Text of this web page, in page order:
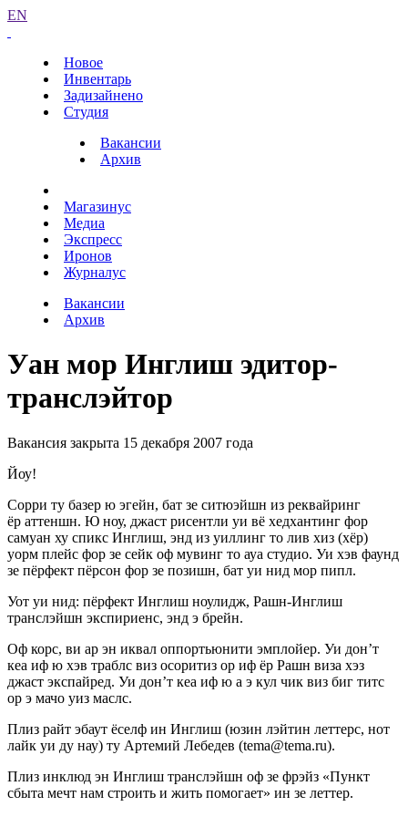
EN
Новое
Инвентарь
Задизайнено
Студия
Вакансии
Архив
Магазинус
Медиа
Экспресс
Иронов
Журналус
Вакансии
Архив
Уан мор Инглиш эдитор-
транслэйтор
Вакансия закрыта 15 декабря 2007 года
Йоу!
Сорри ту базер ю эгейн, бат зе ситюэйшн из реквайринг
ёр аттеншн. Ю ноу, джаст рисентли уи вё хедхантинг фор
самуан ху спикс Инглиш, энд из уиллинг то лив хиз (хёр)
уорм плейс фор зе сейк оф мувинг то ауа студио. Уи хэв фаунд
зе пёрфект пёрсон фор зе позишн, бат уи нид мор пипл.
Уот уи нид: пёрфект Инглиш ноулидж, Рашн-Инглиш
транслэйшн экспириенс, энд э брейн.
Оф корс, ви ар эн иквал оппортьюнити эмплойер. Уи дон’т
кеа иф ю хэв траблс виз осоритиз ор иф ёр Рашн виза хэз
джаст экспайред. Уи дон’т кеа иф ю а э кул чик виз биг титс
ор э мачо уиз маслс.
Плиз райт эбаут ёселф ин Инглиш (юзин лэйтин леттерс, нот
лайк уи ду нау) ту Артемий Лебедев (tema@tema.ru).
Плиз инклюд эн Инглиш транслэйшн оф зе фрэйз «Пункт
сбыта мечт нам строить и жить помогает» ин зе леттер.